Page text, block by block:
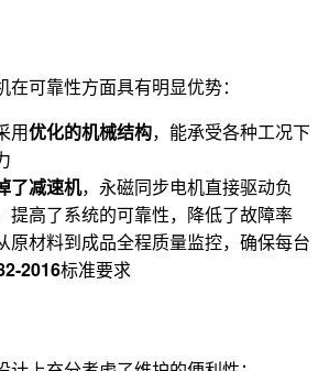
可靠性方面具有明显优势：
用优化的机械结构，能承受各种工况下
了减速机，永磁同步电机直接驱动负
提高了系统的可靠性，降低了故障率
原材料到成品全程质量监控，确保每台
2016标准要求